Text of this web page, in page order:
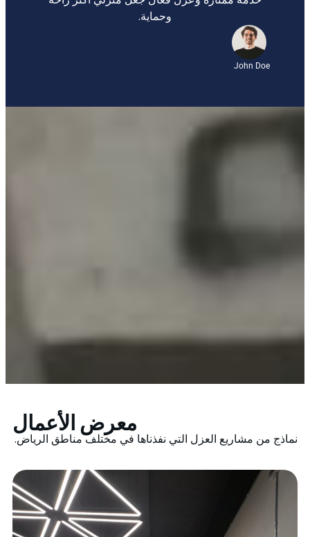
وحماية.
John Doe
معرض الأعمال
نماذج من مشاريع العزل التي نفذناها في مختلف مناطق الرياض.